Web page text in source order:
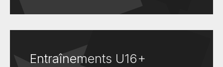
Entraînements U16+